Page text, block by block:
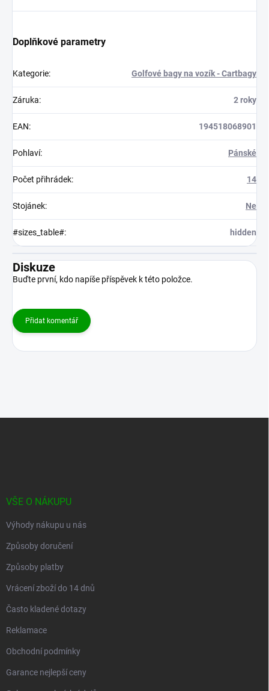
Doplňkové parametry
Kategorie: Golfové bagy na vozík - Cartbagy
Záruka: 2 roky
EAN: 194518068901
Pohlaví: Pánské
Počet přihrádek: 14
Stojánek: Ne
#sizes_table#: hidden
Diskuze
Buďte první, kdo napíše příspěvek k této položce.
Přidat komentář
VŠE O NÁKUPU
Výhody nákupu u nás
Způsoby doručení
Způsoby platby
Vrácení zboží do 14 dnů
Často kladené dotazy
Reklamace
Obchodní podmínky
Garance nejlepší ceny